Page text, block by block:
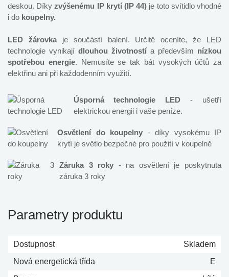
deskou. Díkyzvýšenému IP krytí (IP 44) je toto svítidlo vhodné
i do koupelny.
LED žárovkaje součástí balení. Určitě oceníte, že LED
technologie vynikají dlouhou životností a především nízkou
spotřebou energie. Nemusíte se tak bát vysokých účtů za
elektřinu ani při každodenním využití.
Úsporná technologie LED - ušetří
elektrickou energii i vaše peníze.
Osvětlení do koupelny - díky vysokému IP
krytí je světlo bezpečné pro použití v koupelně
Záruka 3 roky - na osvětlení je poskytnuta
záruka 3 roky
Parametry produktu
Dostupnost
Skladem
Nová energetická třída
E